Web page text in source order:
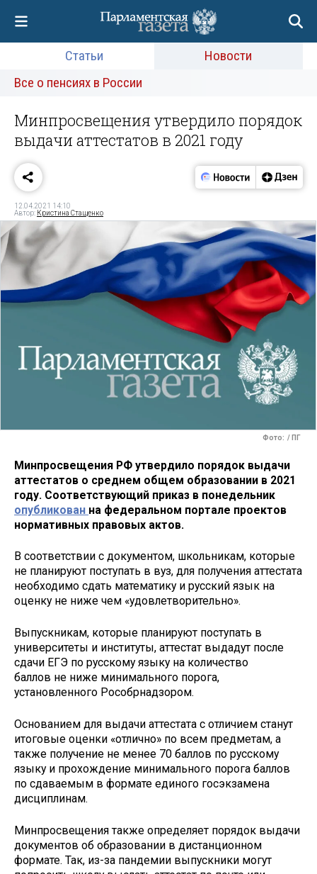
Статьи
Новости
Все о пенсиях в России
Минпросвещения утвердило порядок
выдачи аттестатов в 2021 году
12.04.2021 14:10
Автор: Кристина Стащенко
Фото: / ПГ
Минпросвещения РФ утвердило порядок выдачи
аттестатов о среднем общем образовании в 2021
году. Соответствующий приказ в понедельник
опубликован на федеральном портале проектов
нормативных правовых актов.
В соответствии с документом, школьникам, которые
не планируют поступать в вуз, для получения аттестата
необходимо сдать математику и русский язык на
оценку не ниже чем «удовлетворительно».
Выпускникам, которые планируют поступать в
университеты и институты, аттестат выдадут после
сдачи ЕГЭ по русскому языку на количество
баллов не ниже минимального порога,
установленного Рособрнадзором.
Основанием для выдачи аттестата с отличием станут
итоговые оценки «отлично» по всем предметам, а
также получение не менее 70 баллов по русскому
языку и прохождение минимального порога баллов
по сдаваемым в формате единого госэкзамена
дисциплинам.
Минпросвещения также определяет порядок выдачи
документов об образовании в дистанционном
формате. Так, из-за пандемии выпускники могут